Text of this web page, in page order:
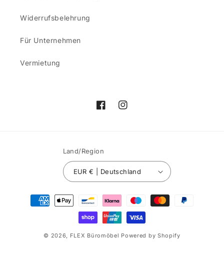
Widerrufsbelehrung
Für Unternehmen
Vermietung
FacebookInstagram
Land/Region
EUR € | Deutschland
Zahlungsmethoden
© 2026, FLEX Büromöbel Powered by Shopify